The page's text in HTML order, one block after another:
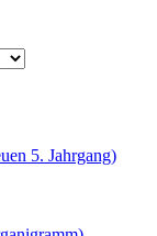
5. Jahrgang)